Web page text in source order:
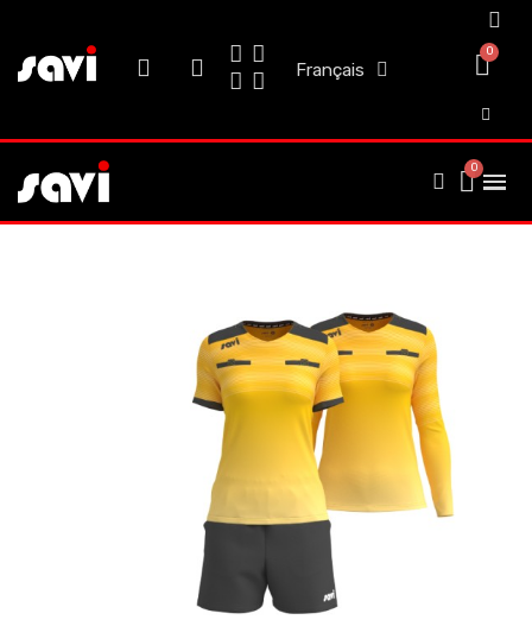
Français